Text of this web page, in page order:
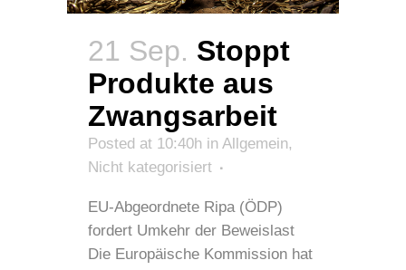
21 Sep. Stoppt
Produkte aus
Zwangsarbeit
Posted at 10:40h in Allgemein,
Nicht kategorisiert
EU-Abgeordnete Ripa (ÖDP)
fordert Umkehr der Beweislast
Die Europäische Kommission hat